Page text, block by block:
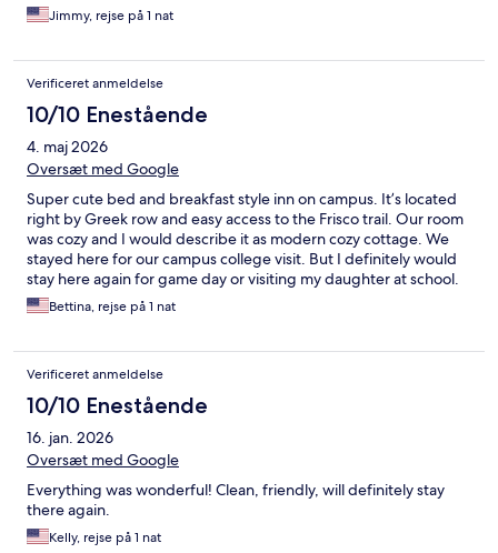
Jimmy, rejse på 1 nat
Verificeret anmeldelse
10/10 Enestående
4. maj 2026
Oversæt med Google
Super cute bed and breakfast style inn on campus. It’s located
right by Greek row and easy access to the Frisco trail. Our room
was cozy and I would describe it as modern cozy cottage. We
stayed here for our campus college visit. But I definitely would
stay here again for game day or visiting my daughter at school.
Ella’s restaurant was the perfect brunch as well.
Bettina, rejse på 1 nat
Verificeret anmeldelse
10/10 Enestående
16. jan. 2026
Oversæt med Google
Everything was wonderful! Clean, friendly, will definitely stay
there again.
Kelly, rejse på 1 nat